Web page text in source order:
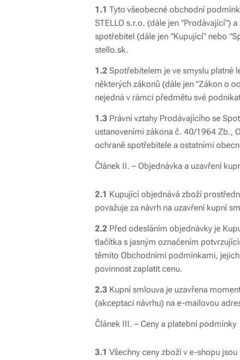
1.1 Tyto všeobecné obchodní
STELLO s.r.o. (dále jen "Prodávající")
spotřebitel (dále jen "Kupující" nebo
stello.sk.
1.2 Spotřebitelem je ve smyslu platné
některých zákonů (dále jen "Zákon o
nejedná v rámci předmětu své
1.3 Právní vztahy Prodávajícího se
ustanoveními zákona č. 40/1964 Zb.,
ochraně spotřebitele a ostatními
Článek II. – Objednávka a uzavření
2.1 Kupující objednává zboží
považuje za návrh na uzavření kupní
2.2 Před odesláním objednávky je
tlačítka s jasným označením
těmito Obchodními podmínkami,
povinnost zaplatit cenu.
2.3 Kupní smlouva je uzavřena
(akceptaci návrhu) na e-mailovou
Článek III. – Ceny a platební podmínky
3.1 Všechny ceny zboží v e-shopu